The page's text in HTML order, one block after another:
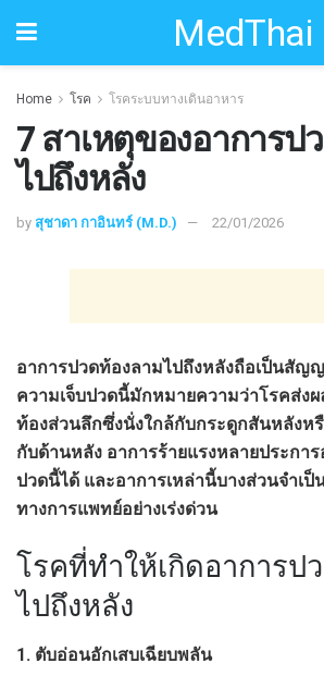
MedThai
Home โรค โรคระบบทางเดินอาหาร
7 สาเหตุของอาการป
ไปถึงหลัง
by สุชาดา กาอินทร์ (M.D.) 22/01/2026
อาการปวดท้องลามไปถึงหลังถือเป็นสั
ความเจ็บปวดนี้มักหมายความว่าโรคส่ง
ท้องส่วนลึกซึ่งนั่งใกล้กับกระดูกสันหลังห
กับด้านหลัง อาการร้ายแรงหลายประกา
ปวดนี้ได้ และอาการเหล่านี้บางส่วนจำเ
ทางการแพทย์อย่างเร่งด่วน
โรคที่ทำให้เกิดอาการป
ไปถึงหลัง
1. ตับอ่อนอักเสบเฉียบพลัน